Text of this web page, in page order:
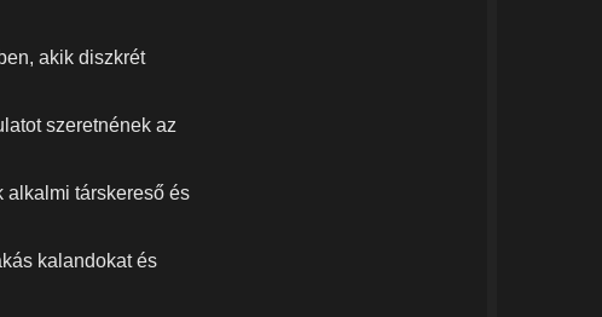
akik diszkrét
szeretnének az
alkalmi társkereső és
kalandokat és